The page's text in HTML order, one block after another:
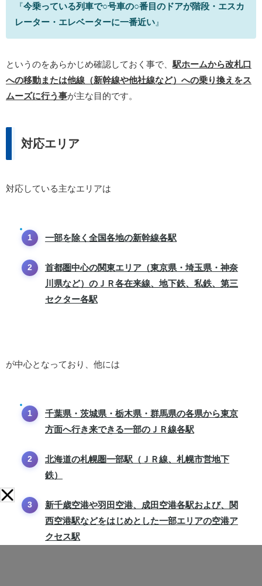
『今乗っている列車で○号車の○番目のドアが階段・エスカ
レーター・エレベーターに一番近い 』
というのをあらかじめ確認しておく事で、 駅ホームから改札口
への移動または他線（新幹線や他社線など）への乗り換えをス
ムーズに行う事が主な目的です。
対応エリア
対応している主なエリアは
一部を除く全国各地の新幹線各駅
首都圏中心の関東エリア（東京県・埼玉県・神奈
川県など）のＪＲ各在来線、地下鉄、私鉄、第三
セクター各駅
が中心となっており、他には
千葉県・茨城県・栃木県・群馬県の各県から東京
方面へ行き来できる一部のＪＲ線各駅
北海道の札幌圏一部駅（ＪＲ線、札幌市営地下
鉄）
新千歳空港や羽田空港、成田空港各駅および、関
西空港駅などをはじめとした一部エリアの空港ア
クセス駅